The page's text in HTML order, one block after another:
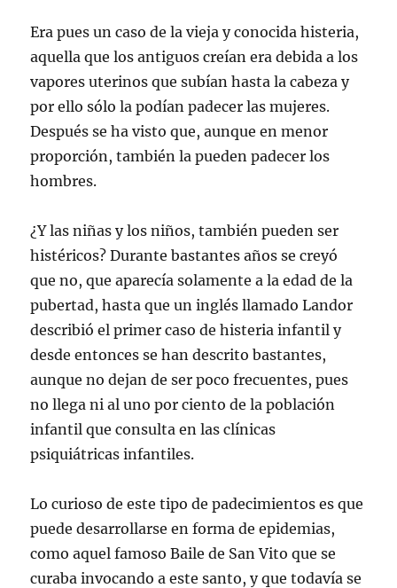
Era pues un caso de la vieja y conocida histeria,
aquella que los antiguos creían era debida a los
vapores uterinos que subían hasta la cabeza y
por ello sólo la podían padecer las mujeres.
Después se ha visto que, aunque en menor
proporción, también la pueden padecer los
hombres.
¿Y las niñas y los niños, también pueden ser
histéricos? Durante bastantes años se creyó
que no, que aparecía solamente a la edad de la
pubertad, hasta que un inglés llamado Landor
describió el primer caso de histeria infantil y
desde entonces se han descrito bastantes,
aunque no dejan de ser poco frecuentes, pues
no llega ni al uno por ciento de la población
infantil que consulta en las clínicas
psiquiátricas infantiles.
Lo curioso de este tipo de padecimientos es que
puede desarrollarse en forma de epidemias,
como aquel famoso Baile de San Vito que se
curaba invocando a este santo, y que todavía se